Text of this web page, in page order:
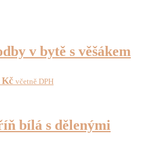
v bytě s věšákem
Kč včetně DPH
bílá s dělenými